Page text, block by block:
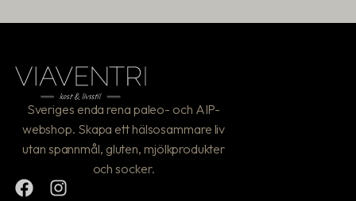
Sveriges enda rena paleo- och AIP-
webshop. Skapa ett hälsosammare liv
utan spannmål, gluten, mjölkprodukter
och socker.